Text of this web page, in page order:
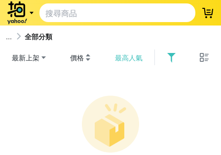
登
全部分類
最新上架 價格 最高人氣